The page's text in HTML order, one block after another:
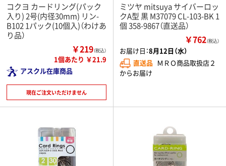
コクヨ カードリング(パック
入り) 2号(内径30mm) リン-
B102 1パック(10個入)（わけあ
り品）
￥219（税込）
1個あたり ￥21.9
アスクル在庫商品
現在ご注文いただけません
ミツヤ mitsuya サイバーロッ
クA型 黒 M37079 CL-103-BK 1
個 358-9867（直送品）
￥762（税込）
お届け日：8月12日（水）
直送品 ＭＲＯ商品取扱店２
からお届け